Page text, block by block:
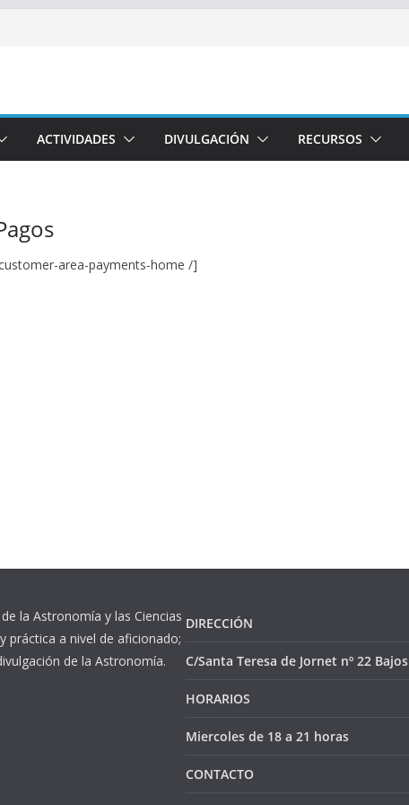
ACTIVIDADES DIVULGACIÓN RECURSOS
area-payments-home /]
la Astronomía y las Ciencias
práctica a nivel de aficionado;
de la Astronomía.
DIRECCIÓN
C/Santa Teresa de Jornet nº 22 Bajos
HORARIOS
Miercoles de 18 a 21 horas
CONTACTO